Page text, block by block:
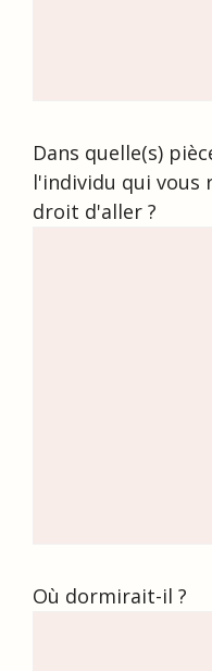
Dans quelle(s)
l'individu qui
droit d'aller ?
Où dormirait-il ?